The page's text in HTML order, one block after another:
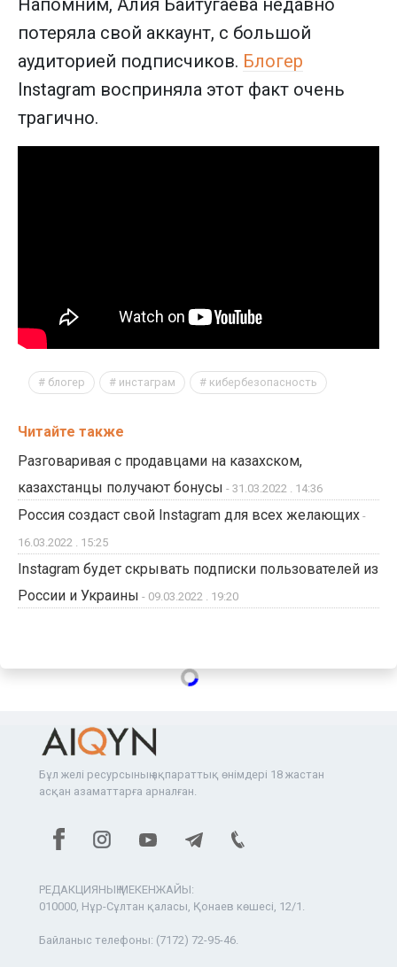
потеряла свой аккаунт, с большой
аудиторией подписчиков. Блогер
Instagram восприняла этот факт очень
трагично.
блогер инстаграм кибербезопасность
Читайте также
Разговаривая с продавцами на казахском,
казахстанцы получают бонусы - 31.03.2022 . 14:36
Россия создаст свой Instagram для всех желающих -
16.03.2022 . 15:25
Instagram будет скрывать подписки пользователей из
России и Украины - 09.03.2022 . 19:20
Бұл желі ресурсының ақпараттық өнімдері 18 жастан
асқан азаматтарға арналған.
РЕДАКЦИЯНЫҢ МЕКЕНЖАЙЫ:
010000, Нұр-Сұлтан қаласы, Қонаев көшесі, 12/1.
Байланыс телефоны: (7172) 72-95-46.